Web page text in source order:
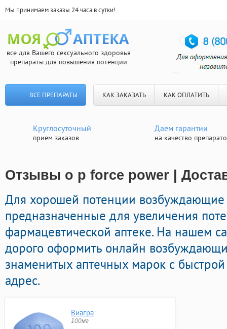
Мы принимаем заказы 24 часа в сутки!
все для Вашего сексуального здоровья
препараты для повышения потенции
ВСЕ ПРЕПАРАТЫ КАК ЗАКАЗАТЬ КАК ОПЛАТИТЬ
Круглосуточный
прием заказов
Даем гарантии
на качество
Отзывы о p force power |
Для хорошей потенции возбуждающие
предназначенные для увеличения
фармацевтической аптеке. На нашем
дорого оформить онлайн
знаменитых аптечных марок с
адрес.
Виагра
100мг